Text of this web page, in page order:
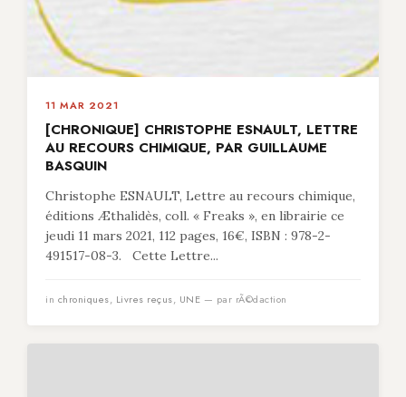
11 MAR 2021
[CHRONIQUE] CHRISTOPHE ESNAULT, LETTRE
AU RECOURS CHIMIQUE, PAR GUILLAUME
BASQUIN
Christophe ESNAULT, Lettre au recours chimique,
éditions Æthalidès, coll. « Freaks », en librairie ce
jeudi 11 mars 2021, 112 pages, 16€, ISBN : 978-2-
491517-08-3. Cette Lettre...
in chroniques, Livres reçus, UNE — par rÃ©daction